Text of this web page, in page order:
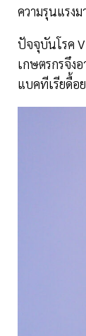
ความรุนแรง
ปัจจุบันโรค
เกษตรกรจึง
แบคทีเรียดื้อ